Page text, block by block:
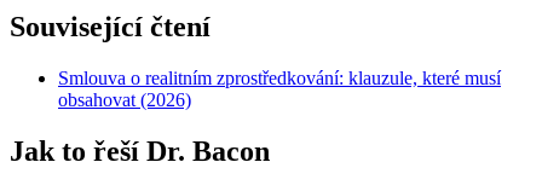
Související čtení
Smlouva o realitním zprostředkování: klauzule, které musí
obsahovat (2026)
Jak to řeší Dr. Bacon